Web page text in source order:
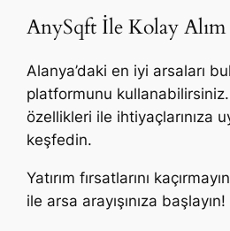
AnySqft İle Kolay Alım
Alanya’daki en iyi arsaları
platformunu
özellikleri ile ihtiyaçlarınıza
keşfedin.
Yatırım fırsatlarını
ile arsa arayışınıza başlayın!